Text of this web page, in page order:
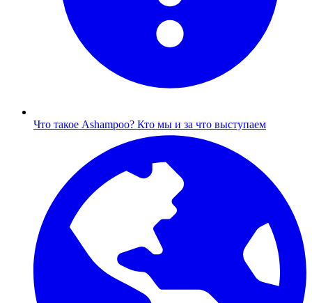
Что такое Ashampoo? Кто мы и за что выступаем